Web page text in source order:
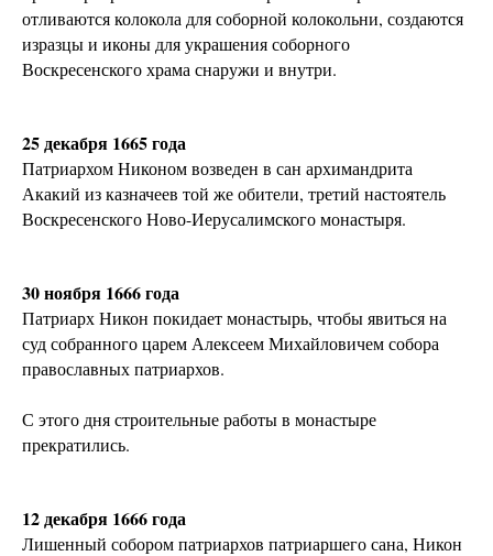
отливаются колокола для соборной колокольни, создаются
изразцы и иконы для украшения соборного
Воскресенского храма снаружи и внутри.
25 декабря 1665 года
Патриархом Никоном возведен в сан архимандрита
Акакий из казначеев той же обители, третий настоятель
Воскресенского Ново-Иерусалимского монастыря.
30 ноября 1666 года
Патриарх Никон покидает монастырь, чтобы явиться на
суд собранного царем Алексеем Михайловичем собора
православных патриархов.
С этого дня строительные работы в монастыре
прекратились.
12 декабря 1666 года
Лишенный собором патриархов патриаршего сана, Никон